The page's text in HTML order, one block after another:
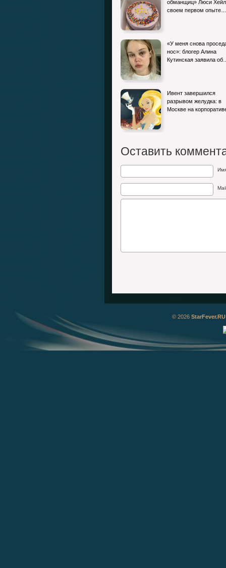
обманщиц» Люси
своем первом опыте…
«У меня снова
нос»: блогер Алина
Кутинская заявила
Ивент завершился
разрывом желудка: в
Москве на
Оставить
© 2026 StarFever.RU